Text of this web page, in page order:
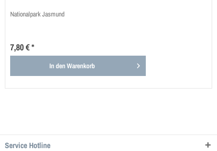
Nationalpark Jasmund
7,80 € *
In denWarenkorb
Service Hotline